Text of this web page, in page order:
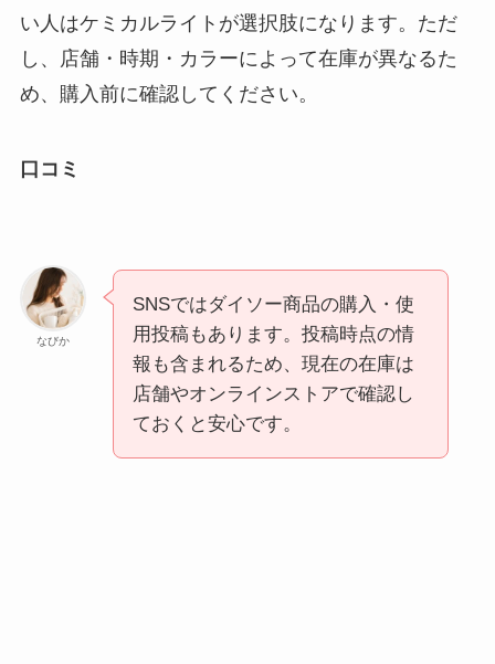
い人はケミカルライトが選択肢になります。ただ
し、店舗・時期・カラーによって在庫が異なるた
め、購入前に確認してください。
口コミ
なびか
SNSではダイソー商品の購入・使
用投稿もあります。投稿時点の情
報も含まれるため、現在の在庫は
店舗やオンラインストアで確認し
ておくと安心です。